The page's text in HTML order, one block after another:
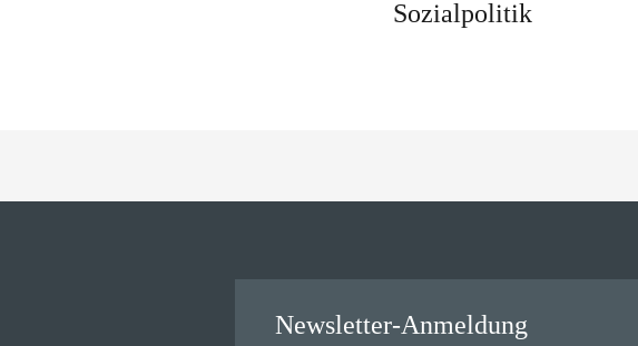
Sozialpolitik
Newsletter-Anmeldung